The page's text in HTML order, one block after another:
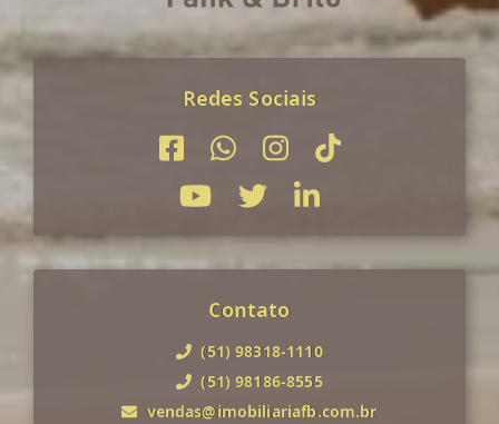
Redes Sociais
Contato
(51) 98318-1110
(51) 98186-8555
vendas@imobiliariafb.com.br